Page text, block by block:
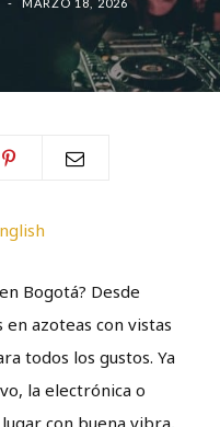
Bogotá? Desde
azoteas con vistas
todos los gustos. Ya
la electrónica o
con buena vibra,